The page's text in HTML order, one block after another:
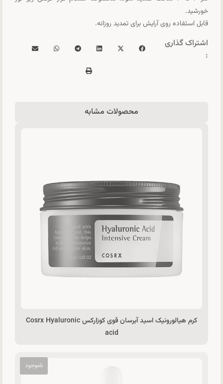
خورشید.
قابل استفاده روی آرایش برای تمدید روزانه.
اشتراک گذاری
:
محصولات مشابه
کرم هیالورونیک اسید آبرسان قوی کوزارکس Cosrx Hyaluronic
acid